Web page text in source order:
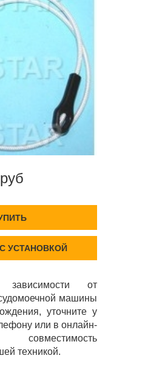
УСТАНОВКОЙ
от
машины
уточните у
или в онлайн-
совместимость
техникой.